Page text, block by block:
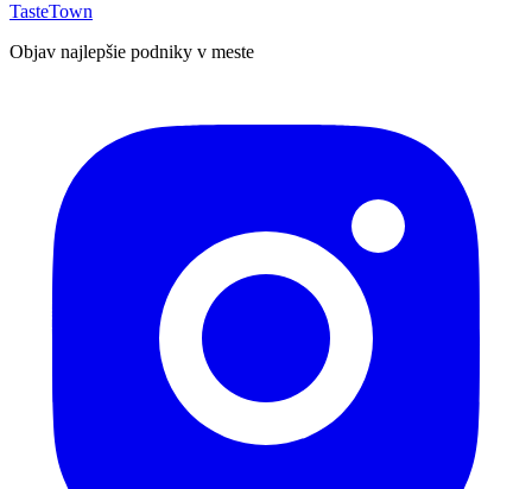
TasteTown
Objav najlepšie podniky v meste